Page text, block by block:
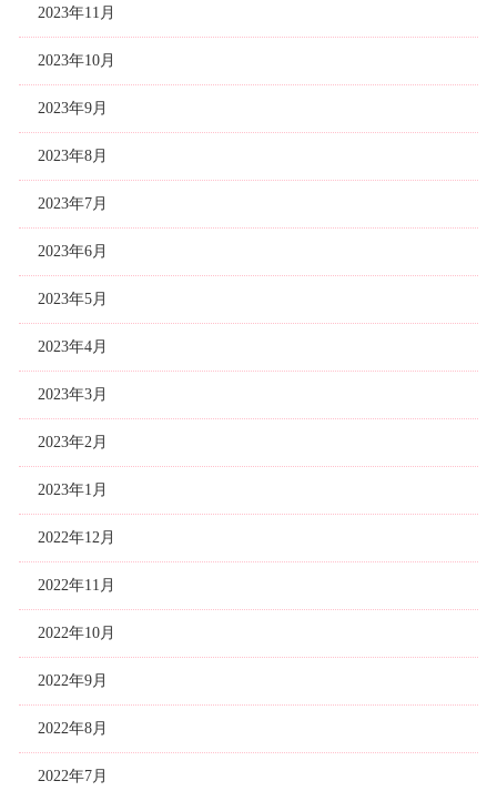
2023年11月
2023年10月
2023年9月
2023年8月
2023年7月
2023年6月
2023年5月
2023年4月
2023年3月
2023年2月
2023年1月
2022年12月
2022年11月
2022年10月
2022年9月
2022年8月
2022年7月